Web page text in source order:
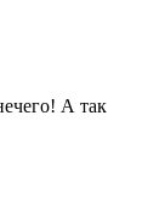
А так